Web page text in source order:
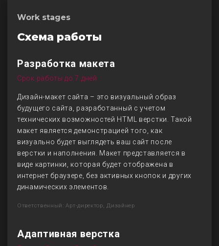
Work stages
Схема работы
Разработка макета
Срок работы до 7 дней
Дизайн-макет сайта – это визуальный образ
будущего сайта, разработанный с учетом
технических возможностей HTML верстки. Такой
макет является демонстрацией того, как
визуально будет выглядеть ваш сайт после
верстки и наполнения. Макет представляется в
виде картинки, которая будет отображена в
интернет браузере, без активных кнопок и других
динамических элементов.
Ответственный: Арт-директор, Дизайнер
Адаптивная верстка